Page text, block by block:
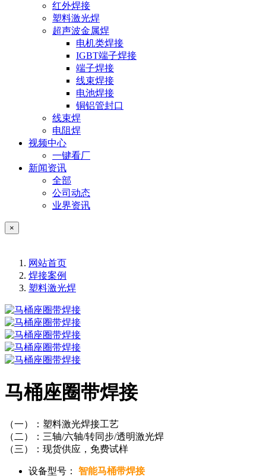
红外焊接
塑料激光焊
超声波金属焊
电机类焊接
IGBT端子焊接
端子焊接
线束焊接
电池焊接
铜铝管封口
线束焊
电阻焊
视频中心
一键看厂
新闻资讯
全部
公司动态
业界资讯
×
网站首页
焊接案例
塑料激光焊
马桶座圈带焊接
（一）：塑料激光焊接工艺
（二）：三轴/六轴/转同步/透明激光焊
（三）：现货供应，免费试样
设备型号：
智能马桶带焊接